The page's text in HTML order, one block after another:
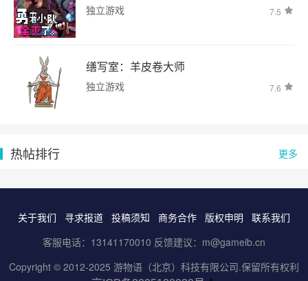
独立游戏 7.5
缮写室：羊皮卷大师
独立游戏 7.6
更多
热帖排行
关于我们 寻求报道 投稿须知 商务合作 版权申明
联系我们
客服电话：13141170010 反馈建议：m@gameib.cn
Copyright © 2012-2025 游物语（北京）科技有限公司.保留所有权利